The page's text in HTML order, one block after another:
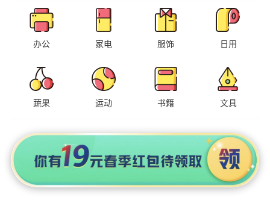
办公 家电 服饰 日用
蔬果 运动 书籍 文具